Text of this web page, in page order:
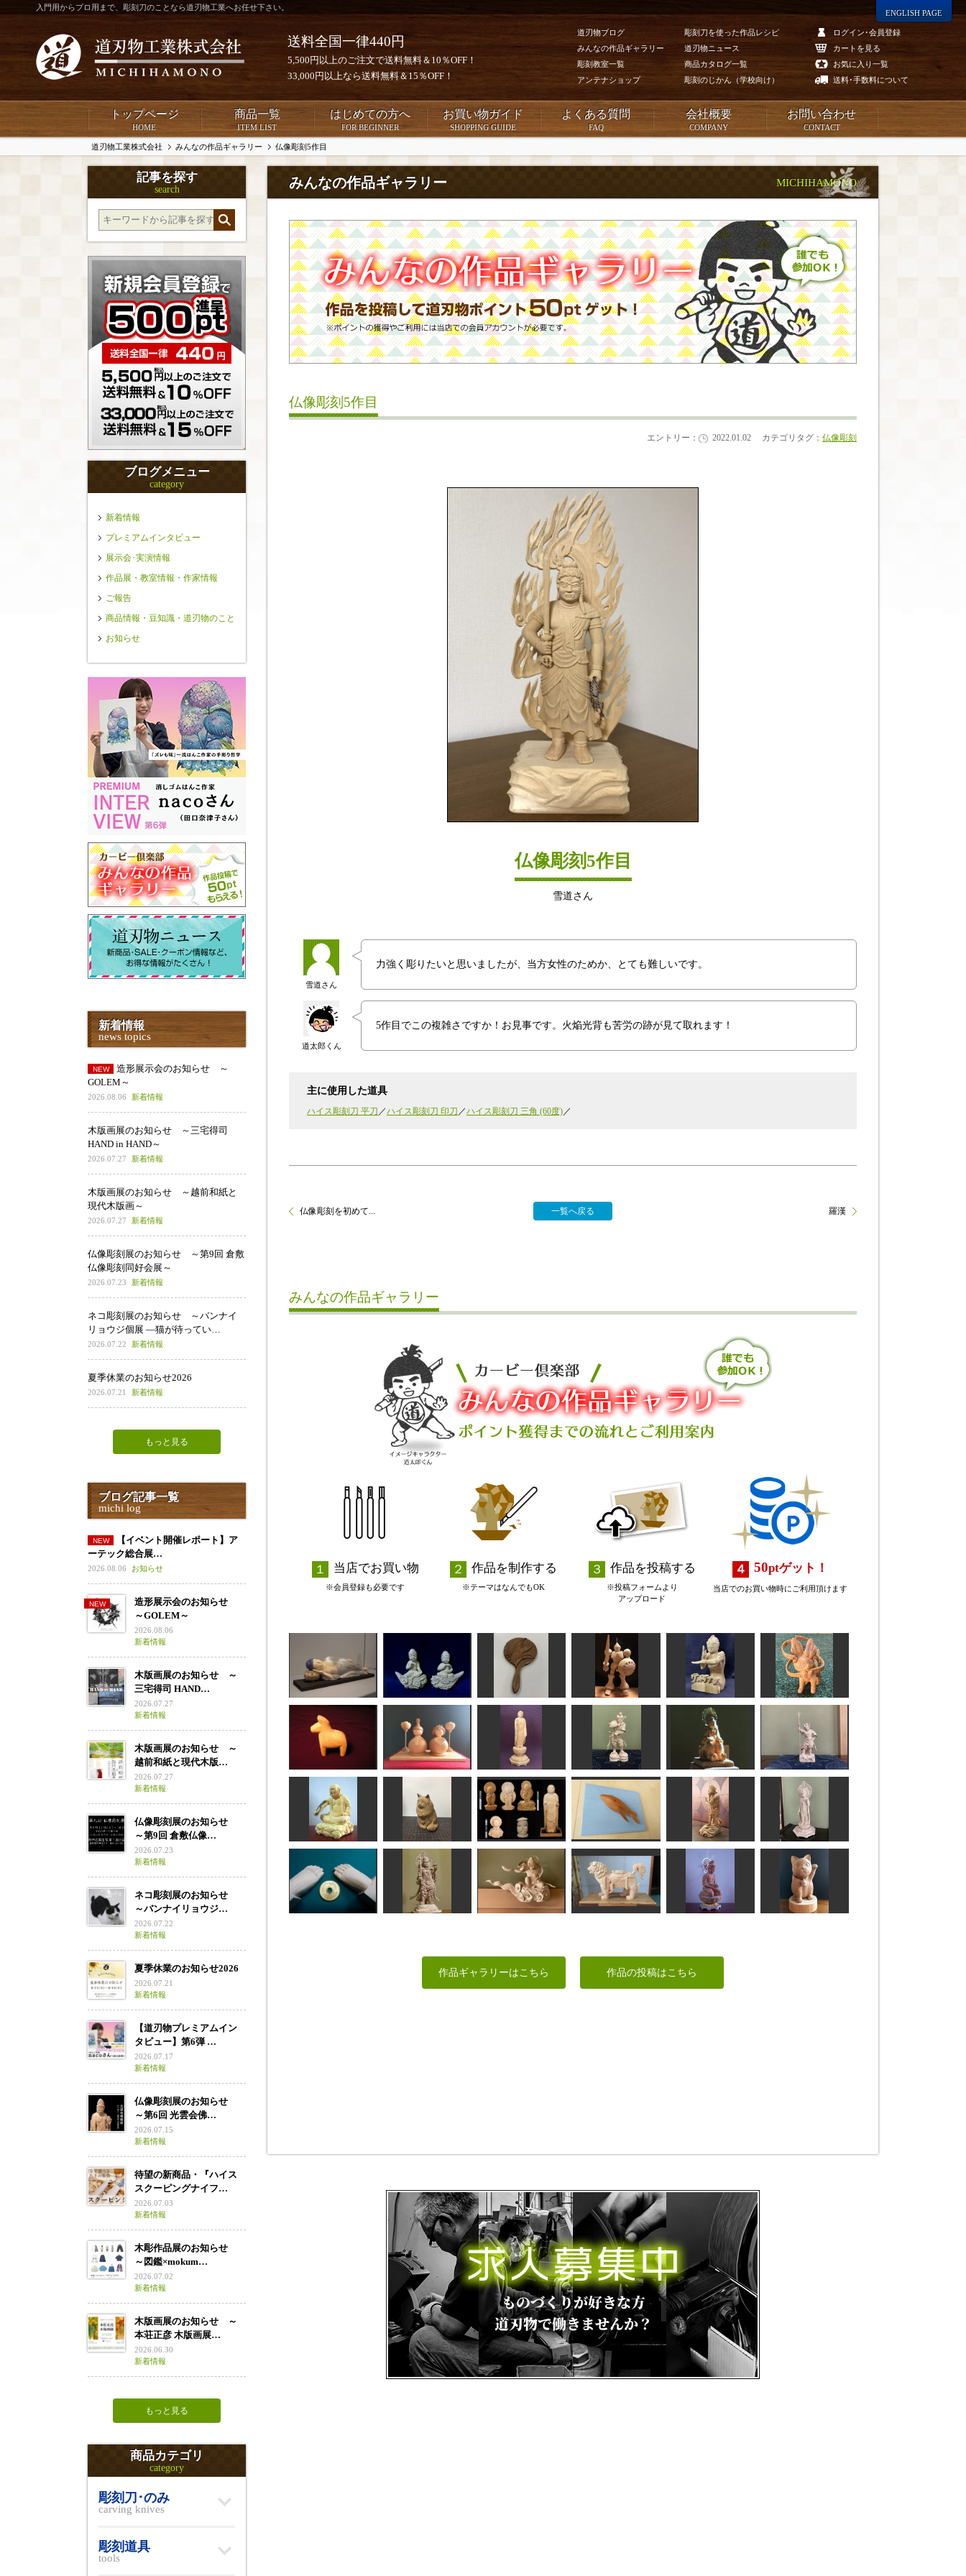
入門用からプロ用まで、彫刻刀のことなら道刃物工業へお任せ下さい。
送料全国一律440円
5,500円以上のご注文で送料無料＆10％OFF！
33,000円以上なら送料無料＆15％OFF！
道刃物ブログ
みんなの作品ギャラリー
彫刻教室一覧
アンテナショップ
彫刻刀を使った作品レシピ
道刃物ニュース
商品カタログ一覧
彫刻のじかん（学校向け）
ログイン･会員登録
カートを見る
お気に入り一覧
送料･手数料について
ENGLISH PAGE
トップページ
HOME
商品一覧
ITEM LIST
はじめての方へ
FOR BEGINNER
お買い物ガイド
SHOPPING GUIDE
よくある質問
FAQ
会社概要
COMPANY
お問い合わせ
CONTACT
道刃物工業株式会社 みんなの作品ギャラリー 仏像彫刻5作目
みんなの作品ギャラリー MICHIHAMONO
仏像彫刻5作目
エントリー： 2022.01.02 カテゴリタグ： 仏像彫刻
仏像彫刻5作目
雪道さん
雪道さん
力強く彫りたいと思いましたが、当方女性のためか、とても難しいです。
道太郎くん
5作目でこの複雑さですか！お見事です。火焔光背も苦労の跡が見て取れます！
主に使用した道具
ハイス彫刻刀 平刀 ハイス彫刻刀 印刀 ハイス彫刻刀 三角 (60度)
仏像彫刻を初めて... 一覧へ戻る 羅漢
みんなの作品ギャラリー
当店でお買い物
※会員登録も必要です
作品を制作する
※テーマはなんでもOK
作品を投稿する
※投稿フォームより
アップロード
50ptゲット！
当店でのお買い物時にご利用頂けます
涅槃仏 雲中供養稚児菩薩
kiyonk
木彫鏡
みぽりん
ギャン
しょんつぁん
ウルトラマン
俊造
ニンフィア
けんさん
ダーラナホース
TK
お雛さま
Ｎ(エヌ)
阿弥陀如来立像
takkymouse
招杜羅大将
みっちゃん
吉祥天女
sigesama
頞儞羅大将
みっちゃん
喝達磨 座った長毛猫
波間
地蔵菩薩他
shadow
ザトウくん
矢野っち
制多迦童子
ハク
瑠璃観音
みっちゃん
毘沙門天
雲中供養菩薩像南
26号
みっちゃん
獅子
なんぺい
観世音菩薩
ちゅうさん
作品ギャラリーはこちら 作品の投稿はこちら
記事を探す
search
ブログメニュー
category
新着情報
プレミアムインタビュー
展示会･実演情報
作品展・教室情報・作家情報
ご報告
商品情報・豆知識・道刃物のこと
お知らせ
新着情報
news topics
造形展示会のお知らせ ～
GOLEM～
2026.08.06 新着情報
木版画展のお知らせ ～三宅得司
HAND in HAND～
2026.07.27 新着情報
木版画展のお知らせ ～越前和紙と
現代木版画～
2026.07.27 新着情報
仏像彫刻展のお知らせ ～第9回 倉敷
仏像彫刻同好会展～
2026.07.23 新着情報
ネコ彫刻展のお知らせ ～バンナイ
リョウジ個展 ―猫が待ってい…
2026.07.22 新着情報
夏季休業のお知らせ2026
2026.07.21 新着情報
もっと見る
ブログ記事一覧
michi log
【イベント開催レポート】ア
ーテック総合展…
2026.08.06 お知らせ
造形展示会のお知らせ
～GOLEM～
2026.08.06
新着情報
木版画展のお知らせ ～
三宅得司 HAND…
2026.07.27
新着情報
木版画展のお知らせ ～
越前和紙と現代木版…
2026.07.27
新着情報
仏像彫刻展のお知らせ
～第9回 倉敷仏像…
2026.07.23
新着情報
ネコ彫刻展のお知らせ
～バンナイリョウジ…
2026.07.22
新着情報
夏季休業のお知らせ2026
2026.07.21
新着情報
【道刃物プレミアムイン
タビュー】第6弾 …
2026.07.17
新着情報
仏像彫刻展のお知らせ
～第6回 光雲会佛…
2026.07.15
新着情報
待望の新商品・『ハイス
スクーピングナイフ…
2026.07.03
新着情報
木彫作品展のお知らせ
～図鑑×mokum…
2026.07.02
新着情報
木版画展のお知らせ ～
本荘正彦 木版画展…
2026.06.30
新着情報
もっと見る
商品カテゴリ
category
彫刻刀･のみ
carving knives
彫刻道具
tools